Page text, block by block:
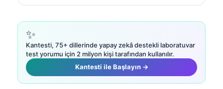
✨
Kantesti, 75+ dillerinde yapay zekâ destekli laboratuvar
test yorumu için 2 milyon kişi tarafından kullanılır.
Kantesti ile Başlayın →